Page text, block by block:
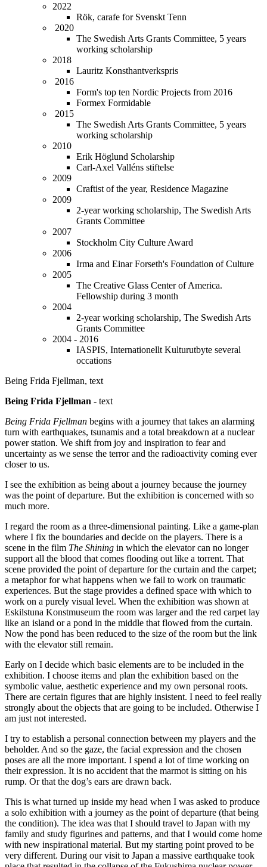
2022
Rök, carafe for Svenskt Tenn
2020
The Swedish Arts Grants Committee, 5 years
working scholarship
2018
Lauritz Konsthantverkspris
2016
Form's top ten Nordic Projects from 2016
Formex Formidable
2015
The Swedish Arts Grants Committee, 5 years
working scholarship
2010
Erik Höglund Scholarship
Carl-Axel Valléns stiftelse
2009
Craftist of the year, Residence Magazine
2009
2-year working scholarship, The Swedish Arts
Grants Committee
2007
Stockholm City Culture Award
2006
Irma and Einar Forseth's Foundation of Culture
2005
The Creative Glass Center of America.
Fellowship during 3 month
2004
2-year working scholarship, The Swedish Arts
Grants Committee
2004 - 2016
IASPIS, Internationellt Kulturutbyte several
occations
Being Frida Fjellman, text
Being Frida Fjellman - text
Being Frida Fjellman begins with a journey that takes an alarming
turn with earthquakes, tsunamis and a total breakdown at a nuclear
power station. We shift from joy and inspiration to fear and
uncertainty as we sense the terror and the radioactivity coming ever
closer to us.
I see the exhibition as being about a journey because the journey
was the point of departure. But the exhibition is concerned with so
much more.
I regard the room as a three-dimensional painting. Like a game-plan
where I fix the boundaries and decide on the players. There is a
scene in the film The Shining in which the elevator can no longer
support all the blood that comes flooding out like a torrent. That
scene provided the point of departure for the curtain and the carpet;
a metaphor for what happens when we fail to work on traumatic
experiences. But the stage provides a defined space with which to
work on a purely visual level. When the exhibition was shown at
Eskilstuna Konstmuseum the room was larger and the red carpet lay
like an island or a pond in the middle that flowed from the curtain.
Now the pond has been reduced to the size of the room but the link
with the elevator still remain.
Early on I decide which basic elements are to be included in the
exhibition. I choose items and plan the exhibition based on the
symbolic value, aesthetic experience and my own personal roots.
There are certain figures that are highly insistent. I need to feel really
strongly about the objects that are going to be included. Otherwise I
am just not interested.
I try to establish a personal connection between my players and the
beholder. And so the gaze, the facial expression and the chosen
poses are all the more important. I spend a lot of time working on
their expression. It is no accident that the marmot is sitting on his
rump. Or that the dog’s ears are drawn back.
This is what turned up inside my head when I was asked to produce
a solo exhibition with a journey as the point of departure (that being
the condition). The idea was that I should travel to Japan with my
family and study figurines and patterns, and that I would come home
with new inspirational material. But my starting point proved to be
very different. During our visit to Japan a massive earthquake took